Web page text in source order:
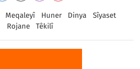
Meqaleyî Huner Dinya
Sîyaset
Rojane
Têkilî